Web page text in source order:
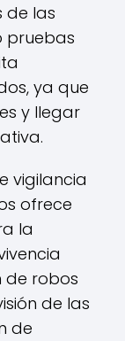
de las
pruebas
ya que
y llegar
vigilancia
ofrece
la
de robos
de las
de